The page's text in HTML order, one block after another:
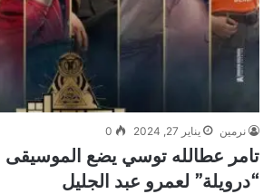
نرمين يناير 27, 2024 0
تامر عطالله توسي يضع الموسيقى
“درويلة” لعمرو عبد الجليل